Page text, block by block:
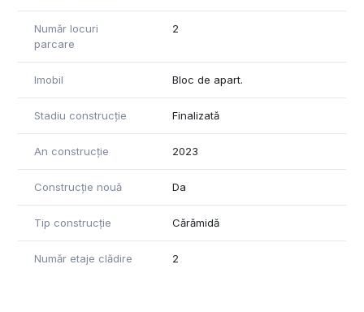
Număr locuri
parcare
2
Imobil Bloc de apart.
Stadiu construcție Finalizată
An construcție 2023
Construcție nouă Da
Tip construcție Cărămidă
Număr etaje clădire 2